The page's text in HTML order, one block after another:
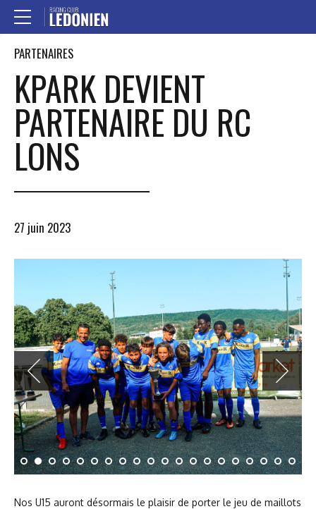
PARTENAIRES
KPARK DEVIENT
PARTENAIRE DU RC
LONS
27 juin 2023
Nos U15 auront désormais le plaisir de porter le jeu de maillots